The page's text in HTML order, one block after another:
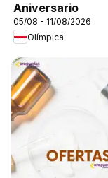
Aniversario
05/08 - 11/08/2026
Olímpica